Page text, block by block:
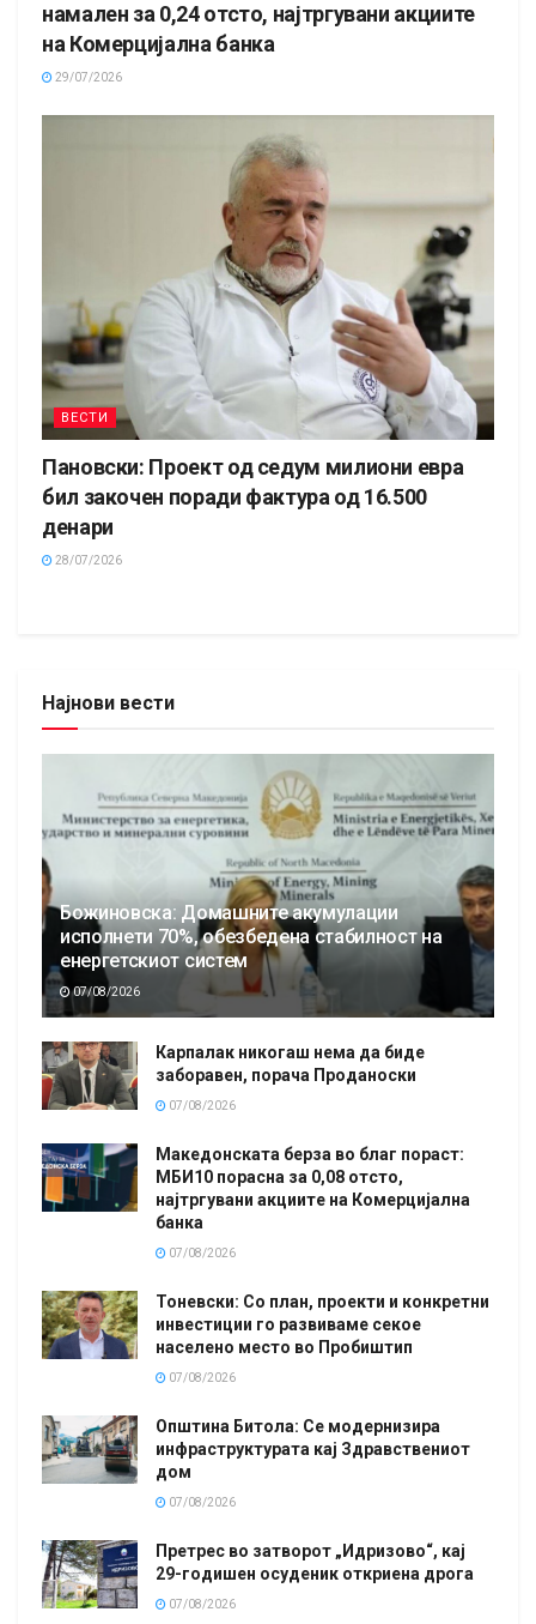
намален за 0,24 отсто, најтргувани акциите
на Комерцијална банка
29/07/2026
ВЕСТИ
Пановски: Проект од седум милиони евра
бил закочен поради фактура од 16.500
денари
28/07/2026
Најнови вести
Божиновска: Домашните акумулации
исполнети 70%, обезбедена стабилност на
енергетскиот систем
07/08/2026
Карпалак никогаш нема да биде
заборавен, порача Проданоски
07/08/2026
Македонската берза во благ пораст:
МБИ10 порасна за 0,08 отсто,
најтргувани акциите на Комерцијална
банка
07/08/2026
Тоневски: Со план, проекти и конкретни
инвестиции го развиваме секое
населено место во Пробиштип
07/08/2026
Општина Битола: Се модернизира
инфраструктурата кај Здравствениот
дом
07/08/2026
Претрес во затворот „Идризово“, кај
29-годишен осуденик откриена дрога
07/08/2026